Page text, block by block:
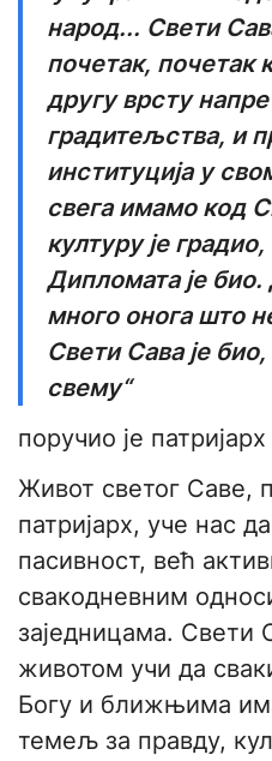
народ... Свети
почетак, почетак
другу врсту
градитељства, и
институција у
свега имамо код
културу је
Дипломата је
много онога што
Свети Сава је
свему“
поручио је
Живот светог Саве,
патријарх, уче нас
пасивност, већ
свакодневним
заједницама. Свети
животом учи да
Богу и ближњима
темељ за правду,